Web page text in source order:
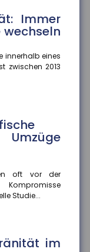
Immer
innerhalb eines
zwischen 2013
oft vor der
Kompromisse
Studie...
im
gesetzlichen
kleinen Renten
sind mit
aktuelle Studie
über
über
Dazu hat die